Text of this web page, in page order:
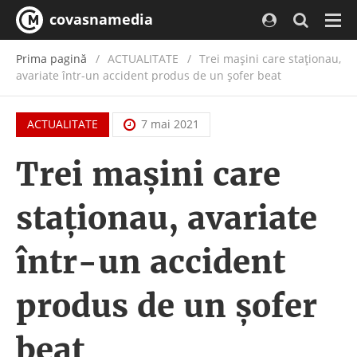
covasnamedia
Prima pagină ACTUALITATE / Trei maşini care staţionau,
avariate într-un accident produs de un şofer beat
ACTUALITATE 7 mai 2021
Trei maşini care
staţionau, avariate
într-un accident
produs de un şofer